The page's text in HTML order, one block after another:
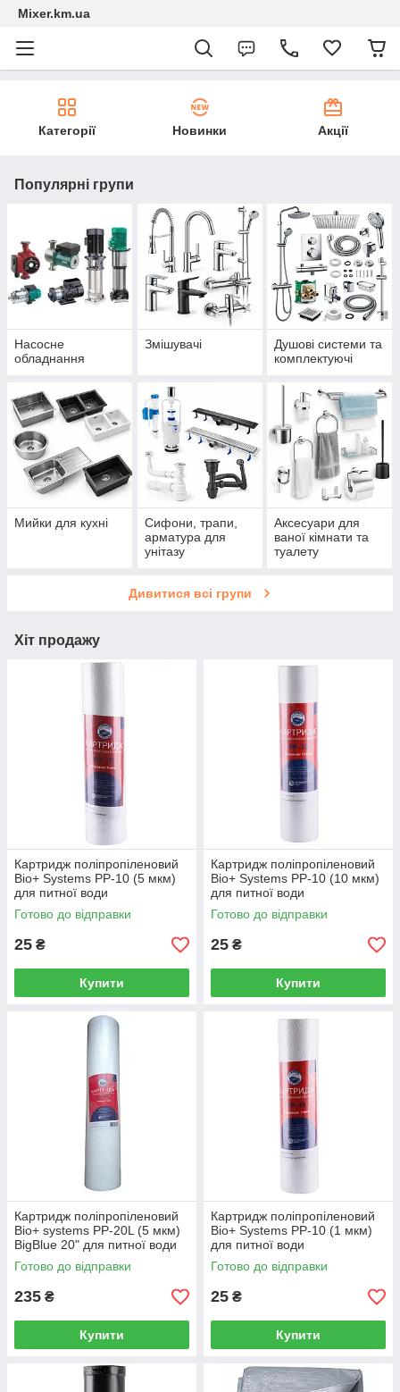
Mixer.km.ua
Категорії Новинки Акції
Популярні групи
Насосне
обладнання
Змішувачі
Душові системи та
комплектуючі
Мийки для кухні
Сифони, трапи,
арматура для
унітазу
Аксесуари для
ваної кімнати та
туалету
Дивитися всі групи
Хіт продажу
Картридж поліпропіленовий
Bio+ Systems PP-10 (5 мкм)
для питної води
Готово до відправки
25 ₴
Купити
Картридж поліпропіленовий
Bio+ Systems PP-10 (10 мкм)
для питної води
Готово до відправки
25 ₴
Купити
Картридж поліпропіленовий
Bio+ systems PP-20L (5 мкм)
BigBlue 20" для питної води
Готово до відправки
235 ₴
Купити
Картридж поліпропіленовий
Bio+ Systems PP-10 (1 мкм)
для питної води
Готово до відправки
25 ₴
Купити